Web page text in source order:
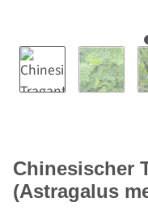
Chinesischer
(Astragalus